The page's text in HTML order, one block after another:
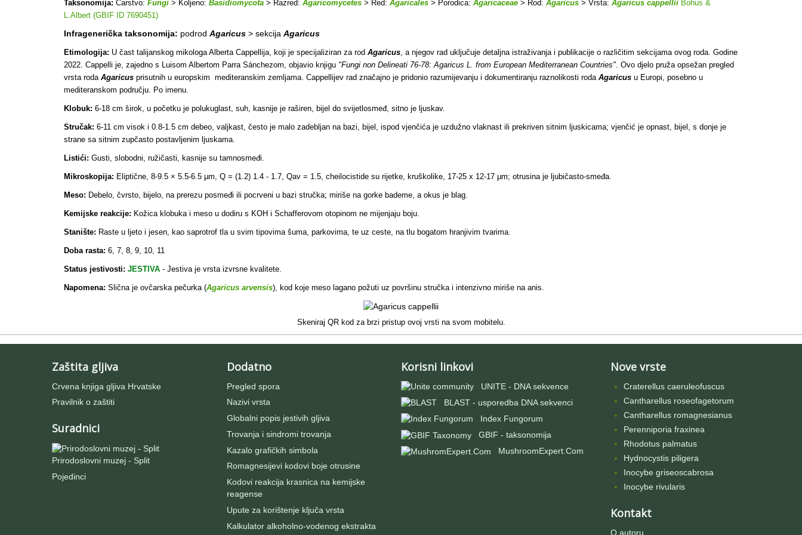
Taksonomija: Carstvo: Fungi > Koljeno: Basidiomycota > Razred: Agaricomycetes > Red: Agaricales > Porodica: Agaricaceae > Rod: Agaricus > Vrsta: Agaricus cappellii Bohus &
L.Albert (GBIF ID 7690451)
Infragenerička taksonomija: podrod Agaricus > sekcija Agaricus
Etimologija: U čast talijanskog mikologa Alberta Cappellija, koji je specijaliziran za rod Agaricus , a njegov rad uključuje detaljna istraživanja i publikacije o različitim sekcijama ovog roda. Godine
2022. Cappelli je, zajedno s Luisom Albertom Parra Sánchezom, objavio knjigu "Fungi non Delineati 76-78: Agaricus L. from European Mediterranean Countries" . Ovo djelo pruža opsežan pregled
vrsta roda Agaricus prisutnih u europskim mediteranskim zemljama. Cappellijev rad značajno je pridonio razumijevanju i dokumentiranju raznolikosti roda Agaricus u Europi, posebno u
mediteranskom području. Po imenu.
Klobuk: 6-18 cm širok, u početku je polukuglast, suh, kasnije je raširen, bijel do svijetlosmeđ, sitno je ljuskav.
Stručak: 6-11 cm visok i 0.8-1.5 cm debeo, valjkast, često je malo zadebljan na bazi, bijel, ispod vjenčića je uzdužno vlaknast ili prekriven sitnim ljuskicama; vjenčić je opnast, bijel, s donje je
strane sa sitnim zupčasto postavljenim ljuskama.
Listići: Gusti, slobodni, ružičasti, kasnije su tamnosmeđi.
Mikroskopija: Eliptične, 8-9.5 × 5.5-6.5 µm, Q = (1.2) 1.4 - 1.7, Qav = 1.5, cheilocistide su rijetke, kruškolike, 17-25 x 12-17 µm; otrusina je ljubičasto-smeđa.
Meso: Debelo, čvrsto, bijelo, na prerezu posmeđi ili pocrveni u bazi stručka; miriše na gorke bademe, a okus je blag.
Kemijske reakcije: Kožica klobuka i meso u dodiru s KOH i Schafferovom otopinom ne mijenjaju boju.
Stanište: Raste u ljeto i jesen, kao saprotrof tla u svim tipovima šuma, parkovima, te uz ceste, na tlu bogatom hranjivim tvarima.
Doba rasta: 6, 7, 8, 9, 10, 11
Status jestivosti: JESTIVA - Jestiva je vrsta izvrsne kvalitete.
Napomena: Slična je ovčarska pečurka (Agaricus arvensis), kod koje meso lagano požuti uz površinu stručka i intenzivno miriše na anis.
Skeniraj QR kod za brzi pristup ovoj vrsti na svom mobitelu.
Zaštita gljiva
Crvena knjiga gljiva Hrvatske
Pravilnik o zaštiti
Suradnici
Prirodoslovni muzej - Split
Pojedinci
Dodatno
Pregled spora
Nazivi vrsta
Globalni popis jestivih gljiva
Trovanja i sindromi trovanja
Kazalo grafičkih simbola
Romagnesijevi kodovi boje otrusine
Kodovi reakcija krasnica na kemijske
reagense
Upute za korištenje ključa vrsta
Kalkulator alkoholno-vodenog ekstrakta
Korisni linkovi
UNITE - DNA sekvence
BLAST - usporedba DNA sekvenci
Index Fungorum
GBIF - taksonomija
MushroomExpert.Com
Nove vrste
Craterellus caeruleofuscus
Cantharellus roseofagetorum
Cantharellus romagnesianus
Perenniporia fraxinea
Rhodotus palmatus
Hydnocystis piligera
Inocybe griseoscabrosa
Inocybe rivularis
Kontakt
O autoru